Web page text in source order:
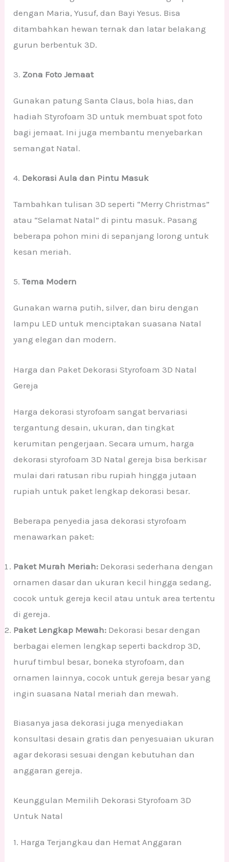
dengan Maria, Yusuf, dan Bayi Yesus. Bisa
ditambahkan hewan ternak dan latar belakang
gurun berbentuk 3D.
3. Zona Foto Jemaat
Gunakan patung Santa Claus, bola hias, dan
hadiah Styrofoam 3D untuk membuat spot foto
bagi jemaat. Ini juga membantu menyebarkan
semangat Natal.
4. Dekorasi Aula dan Pintu Masuk
Tambahkan tulisan 3D seperti “Merry Christmas”
atau “Selamat Natal” di pintu masuk. Pasang
beberapa pohon mini di sepanjang lorong untuk
kesan meriah.
5.Tema Modern
Gunakan warna putih, silver, dan biru dengan
lampu LED untuk menciptakan suasana Natal
yang elegan dan modern.
Harga dan Paket Dekorasi Styrofoam 3D Natal
Gereja
Harga dekorasi styrofoam sangat bervariasi
tergantung desain, ukuran, dan tingkat
kerumitan pengerjaan. Secara umum, harga
dekorasi styrofoam 3D Natal gereja bisa berkisar
mulai dari ratusan ribu rupiah hingga jutaan
rupiah untuk paket lengkap dekorasi besar.
Beberapa penyedia jasa dekorasi styrofoam
menawarkan paket:
Paket Murah Meriah: Dekorasi sederhana dengan
ornamen dasar dan ukuran kecil hingga sedang,
cocok untuk gereja kecil atau untuk area tertentu
di gereja.
Paket Lengkap Mewah: Dekorasi besar dengan
berbagai elemen lengkap seperti backdrop 3D,
huruf timbul besar, boneka styrofoam, dan
ornamen lainnya, cocok untuk gereja besar yang
ingin suasana Natal meriah dan mewah.
Biasanya jasa dekorasi juga menyediakan
konsultasi desain gratis dan penyesuaian ukuran
agar dekorasi sesuai dengan kebutuhan dan
anggaran gereja.
Keunggulan Memilih Dekorasi Styrofoam 3D
Untuk Natal
1. Harga Terjangkau dan Hemat Anggaran